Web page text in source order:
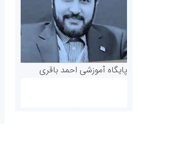
پایگاه آموزشی احمد باقری